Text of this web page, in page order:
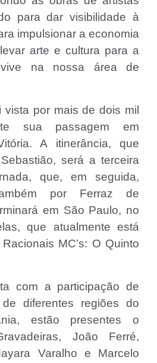
para dar visibilidade à
impulsionar a economia
arte e cultura para a
na nossa área de
por mais de dois mil
sua passagem em
A itinerância, que
será a terceira
que, em seguida,
por Ferraz de
em São Paulo, no
que atualmente está
MC’s: O Quinto
com a participação de
diferentes regiões do
estão presentes o
João Ferré,
Varalho e Marcelo